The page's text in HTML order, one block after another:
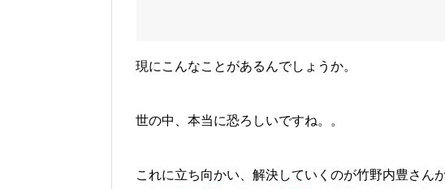
現にこんなことがあるんでしょうか。
世の中、本当に恐ろしいですね。。
これに立ち向かい、解決していくのが竹野内豊さん